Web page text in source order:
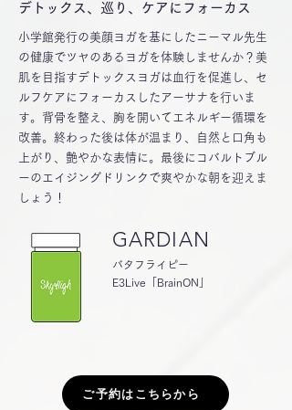
デトックス、巡り、ケアにフォーカス
小学館発行の美顔ヨガを基にしたニーマル先生
の健康でツヤのあるヨガを体験しませんか？美
肌を目指すデトックスヨガは血行を促進し、セ
ルフケアにフォーカスしたアーサナを行いま
す。背骨を整え、胸を開いてエネルギー循環を
改善。終わった後は体が温まり、自然と口角も
上がり、艶やかな表情に。最後にコバルトブル
ーのエイジングドリンクで爽やかな朝を迎えま
しょう！
GARDIAN
バタフライピー
E3Live「BrainON」
ご予約はこちらから